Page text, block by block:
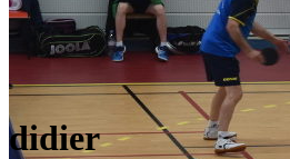
didier